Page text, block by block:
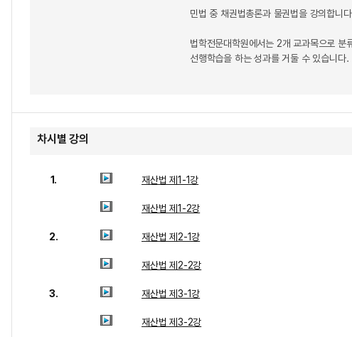
민법 중 채권법총론과 물권법을 강의합니
법학전문대학원에서는 2개 교과목으로
선행학습을 하는 성과를 거둘 수 있습니다.
차시별 강의
1. 재산법 제1-1강
재산법 제1-2강
2. 재산법 제2-1강
재산법 제2-2강
3. 재산법 제3-1강
재산법 제3-2강